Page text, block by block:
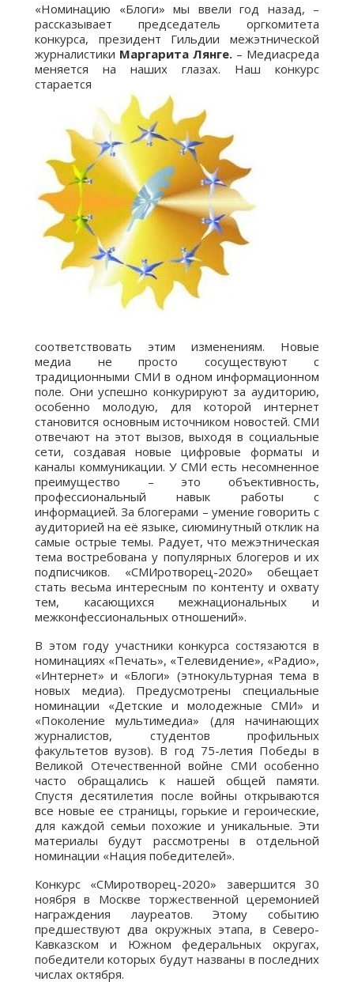
«Номинацию «Блоги» мы ввели год назад, –
рассказывает председатель оргкомитета
конкурса, президент Гильдии межэтнической
журналистики Маргарита Лянге. – Медиасреда
меняется на наших глазах. Наш конкурс
старается
соответствовать этим изменениям. Новые
медиа не просто сосуществуют с
традиционными СМИ в одном информационном
поле. Они успешно конкурируют за аудиторию,
особенно молодую, для которой интернет
становится основным источником новостей. СМИ
отвечают на этот вызов, выходя в социальные
сети, создавая новые цифровые форматы и
каналы коммуникации. У СМИ есть несомненное
преимущество – это объективность,
профессиональный навык работы с
информацией. За блогерами – умение говорить с
аудиторией на её языке, сиюминутный отклик на
самые острые темы. Радует, что межэтническая
тема востребована у популярных блогеров и их
подписчиков. «СМИротворец-2020» обещает
стать весьма интересным по контенту и охвату
тем, касающихся межнациональных и
межконфессиональных отношений».
В этом году участники конкурса состязаются в
номинациях «Печать», «Телевидение», «Радио»,
«Интернет» и «Блоги» (этнокультурная тема в
новых медиа). Предусмотрены специальные
номинации «Детские и молодежные СМИ» и
«Поколение мультимедиа» (для начинающих
журналистов, студентов профильных
факультетов вузов). В год 75-летия Победы в
Великой Отечественной войне СМИ особенно
часто обращались к нашей общей памяти.
Спустя десятилетия после войны открываются
все новые ее страницы, горькие и героические,
для каждой семьи похожие и уникальные. Эти
материалы будут рассмотрены в отдельной
номинации «Нация победителей».
Конкурс «СМиротворец-2020» завершится 30
ноября в Москве торжественной церемонией
награждения лауреатов. Этому событию
предшествуют два окружных этапа, в Северо-
Кавказском и Южном федеральных округах,
победители которых будут названы в последних
числах октября.